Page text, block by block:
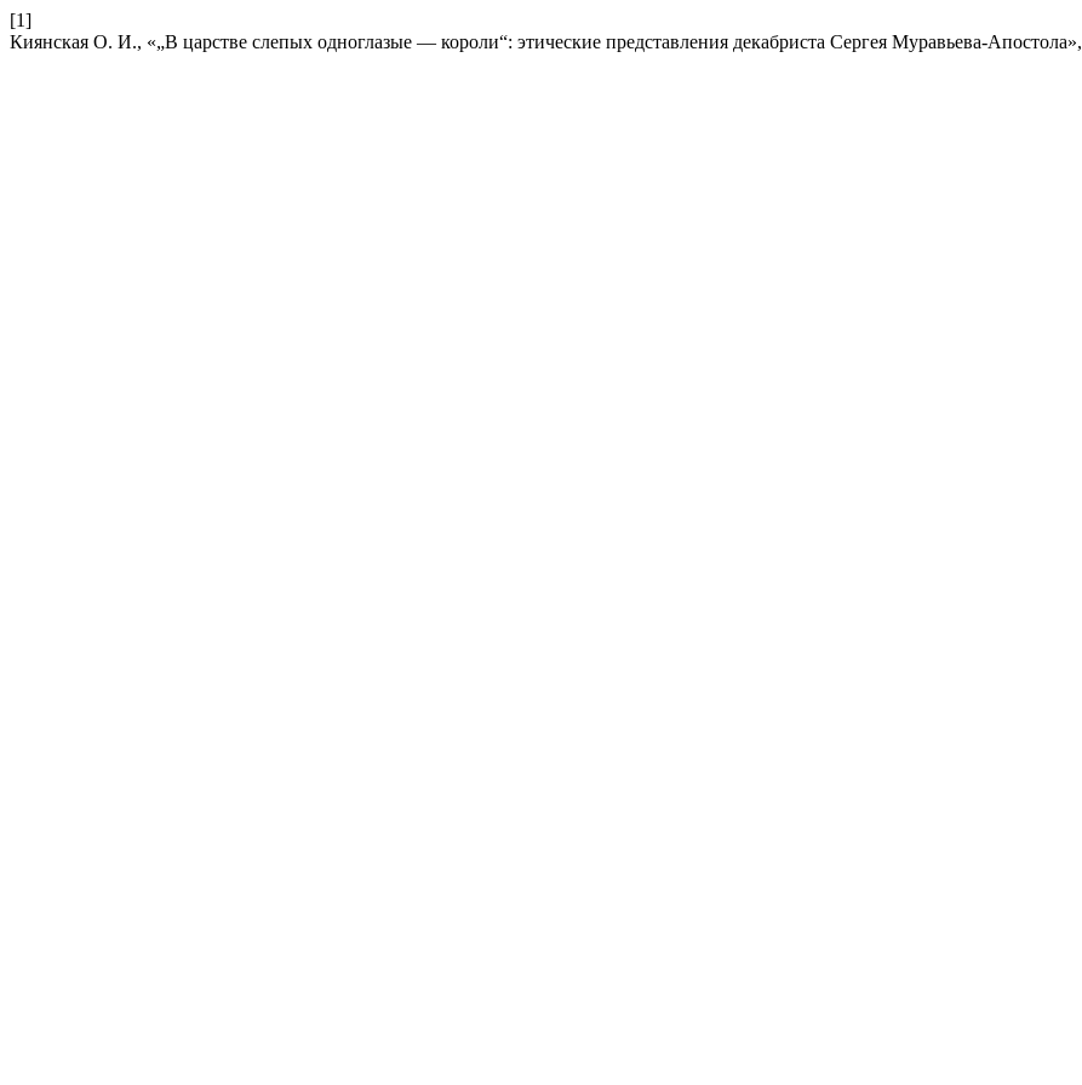
[1]
Киянская О. И., «„В царстве слепых одноглазые — короли“: этические представления декабриста Сергея Муравьева-Апостола»,